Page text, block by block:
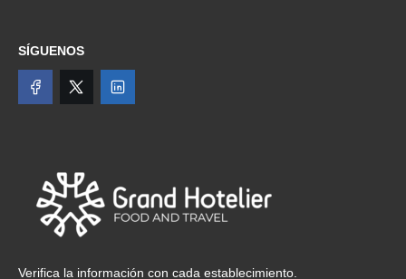
SÍGUENOS
Verifica la información con cada establecimiento.